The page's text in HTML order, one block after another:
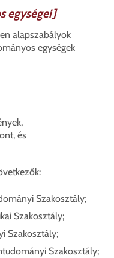
egységei]
alapszabályok
egységek
és
Szakosztály;
Szakosztály;
Szakosztály;
Szakosztály;